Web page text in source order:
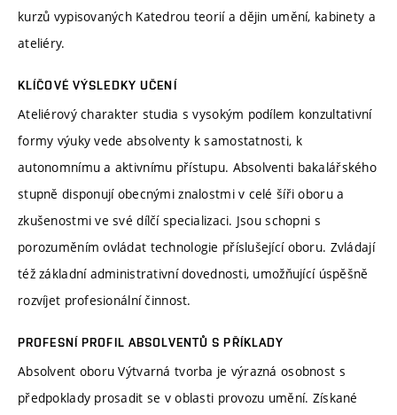
kurzů vypisovaných Katedrou teorií a dějin umění, kabinety a
ateliéry.
KLÍČOVÉ VÝSLEDKY UČENÍ
Ateliérový charakter studia s vysokým podílem konzultativní
formy výuky vede absolventy k samostatnosti, k
autonomnímu a aktivnímu přístupu. Absolventi bakalářského
stupně disponují obecnými znalostmi v celé šíři oboru a
zkušenostmi ve své dílčí specializaci. Jsou schopni s
porozuměním ovládat technologie příslušející oboru. Zvládají
též základní administrativní dovednosti, umožňující úspěšně
rozvíjet profesionální činnost.
PROFESNÍ PROFIL ABSOLVENTŮ S PŘÍKLADY
Absolvent oboru Výtvarná tvorba je výrazná osobnost s
předpoklady prosadit se v oblasti provozu umění. Získané